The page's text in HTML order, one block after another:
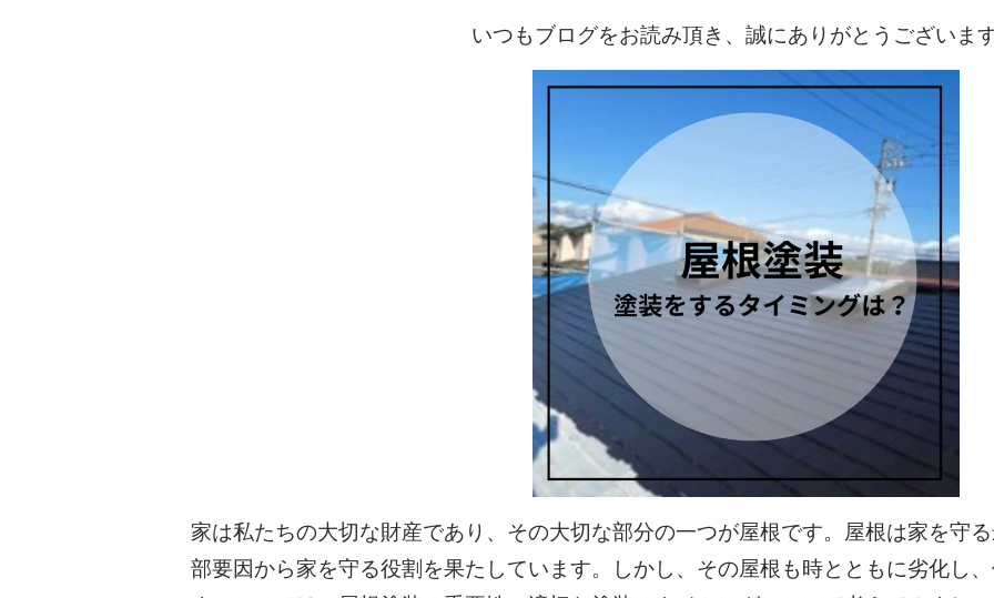
いつもブログをお読み頂き、誠にありがとうございま
家は私たちの大切な財産であり、その大切な部分の一つが屋根です。屋根は家を守
部要因から家を守る役割を果たしています。しかし、その屋根も時とともに劣化し